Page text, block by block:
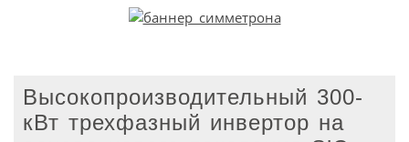
Высокопроизводительный 300-
кВт трехфазный инвертор на